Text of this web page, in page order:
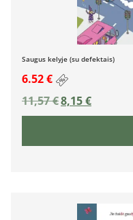
Saugus kelyje (su defektais)
6.52 €
11,57€8,15€